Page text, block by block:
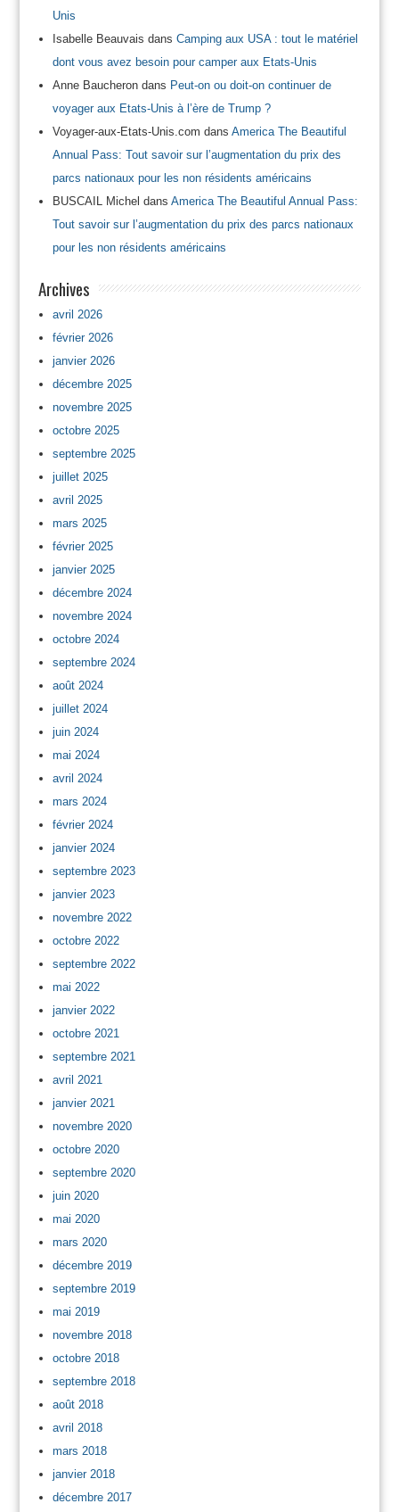
Unis
Isabelle Beauvais dans Camping aux USA : tout le matériel
dont vous avez besoin pour camper aux Etats-Unis
Anne Baucherondans Peut-on ou doit-on continuer de
voyager aux Etats-Unis à l’ère de Trump ?
Voyager-aux-Etats-Unis.com dans America The Beautiful
Annual Pass: Tout savoir sur l’augmentation du prix des
parcs nationaux pour les non résidents américains
BUSCAIL Michel dans America The Beautiful Annual Pass:
Tout savoir sur l’augmentation du prix des parcs nationaux
pour les non résidents américains
Archives
avril 2026
février 2026
janvier 2026
décembre 2025
novembre 2025
octobre 2025
septembre 2025
juillet 2025
avril 2025
mars 2025
février 2025
janvier 2025
décembre 2024
novembre 2024
octobre 2024
septembre 2024
août 2024
juillet 2024
juin 2024
mai 2024
avril 2024
mars 2024
février 2024
janvier 2024
septembre 2023
janvier 2023
novembre 2022
octobre 2022
septembre 2022
mai 2022
janvier 2022
octobre 2021
septembre 2021
avril 2021
janvier 2021
novembre 2020
octobre 2020
septembre 2020
juin 2020
mai 2020
mars 2020
décembre 2019
septembre 2019
mai 2019
novembre 2018
octobre 2018
septembre 2018
août 2018
avril 2018
mars 2018
janvier 2018
décembre 2017